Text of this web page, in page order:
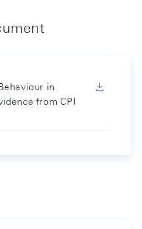
in
from CPI